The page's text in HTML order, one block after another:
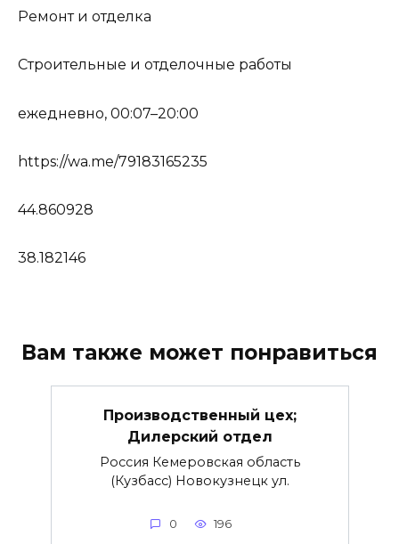
Ремонт и отделка
Строительные и отделочные работы
ежедневно, 00:07–20:00
https://wa.me/79183165235
44.860928
38.182146
Вам также может понравиться
Производственный цех;
Дилерский отдел
Россия Кемеровская область
(Кузбасс) Новокузнецк ул.
0 196